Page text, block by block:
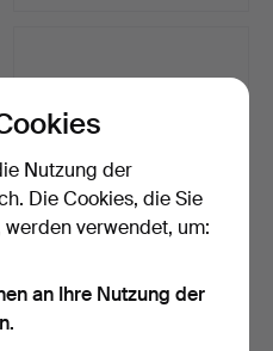
SESSEL, 1 Paar, vermutlich
Nutzung der
Die Cookies, die Sie
verwendet, um:
an Ihre Nutzung der